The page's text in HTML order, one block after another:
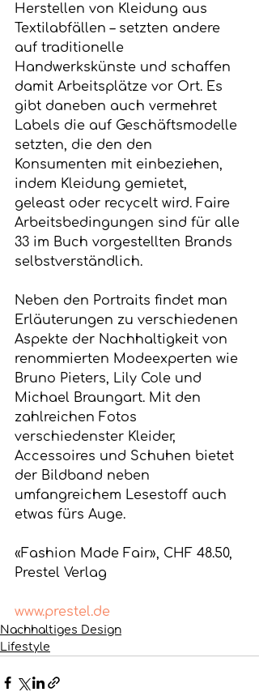
Herstellen von Kleidung aus
Textilabfällen – setzten andere
auf traditionelle
Handwerkskünste und schaffen
damit Arbeitsplätze vor Ort. Es
gibt daneben auch vermehret
Labels die auf Geschäftsmodelle
setzten, die den den
Konsumenten mit einbeziehen,
indem Kleidung gemietet,
geleast oder recycelt wird. Faire
Arbeitsbedingungen sind für alle
33 im Buch vorgestellten Brands
selbstverständlich.
Neben den Portraits findet man
Erläuterungen zu verschiedenen
Aspekte der Nachhaltigkeit von
renommierten Modeexperten wie
Bruno Pieters, Lily Cole und
Michael Braungart. Mit den
zahlreichen Fotos
verschiedenster Kleider,
Accessoires und Schuhen bietet
der Bildband neben
umfangreichem Lesestoff auch
etwas fürs Auge.
«Fashion Made Fair», CHF 48.50,
Prestel Verlag
www.prestel.de
Nachhaltiges Design
Lifestyle